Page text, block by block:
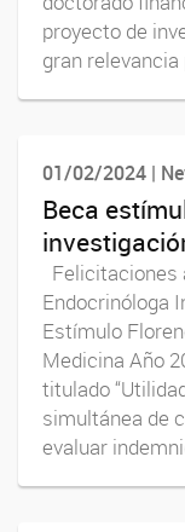
proyecto de
gran
01/02/2024 |
Beca
Felicitaciones
Endocrinóloga
Estímulo
Medicina Año
titulado
simultánea de
evaluar